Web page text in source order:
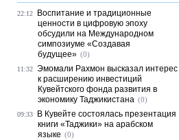
22:12
Воспитание и традиционные
ценности в цифровую эпоху
обсудили на Международном
симпозиуме «Создавая
будущее» (0)
11:32 Эмомали Рахмон высказал интерес
к расширению инвестиций
Кувейтского фонда развития в
экономику Таджикистана (0)
09:33
В Кувейте состоялась презентация
книги «Таджики» на арабском
языке (0)